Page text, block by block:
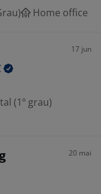
Home office
17 jun
(1º grau)
20 mai